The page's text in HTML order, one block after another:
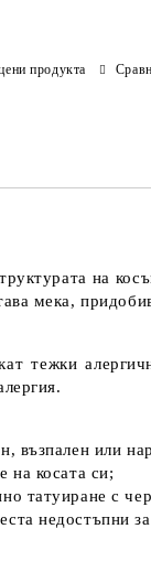
продукта
на
мека,
тежки
възпален или
на косата си;
татуиране с
недостъпни